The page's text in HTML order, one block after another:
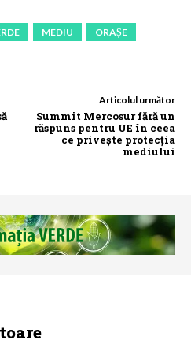
MEDIU
ORAȘE
Articolul următor
Summit Mercosur fără un
răspuns pentru UE în ceea
ce privește protecția
mediului